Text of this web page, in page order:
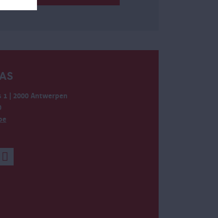
1 | 2000 Antwerpen